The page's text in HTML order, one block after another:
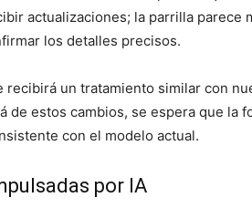
actualizaciones; la parrilla parece
los detalles precisos.
un tratamiento similar con
de estos cambios, se espera que la
con el modelo actual.
por IA